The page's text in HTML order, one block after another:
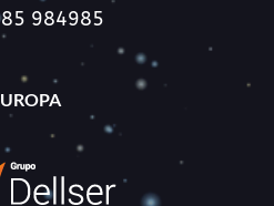
984985